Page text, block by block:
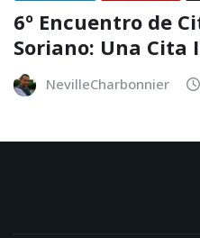
6º Encuentro de
Soriano: Una Cita
NevilleCharbonnier